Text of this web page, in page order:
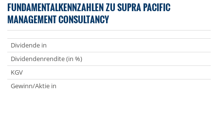
FUNDAMENTALKENNZAHLEN ZU SUPRA PACIFIC
MANAGEMENT CONSULTANCY
Dividende in
Dividendenrendite (in %)
KGV
Gewinn/Aktie in